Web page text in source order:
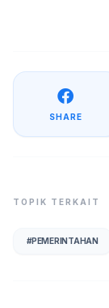
SHARE
TOPIK TERKAIT
#PEMERINTAHAN